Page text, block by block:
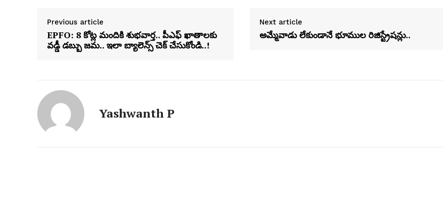
Previous article
EPFO: 8 కోట్ల మందికి శుభవార్త.. పీఎఫ్‌ ఖాతాలకు
వడ్డీ డబ్బు జమ.. ఇలా బ్యాలెన్స్‌ చెక్‌ చేసుకోండి..!
Next article
అమ్మేవాడు లేకుండానే భూముల రిజిస్ట్రేషన్లు..
Yashwanth P